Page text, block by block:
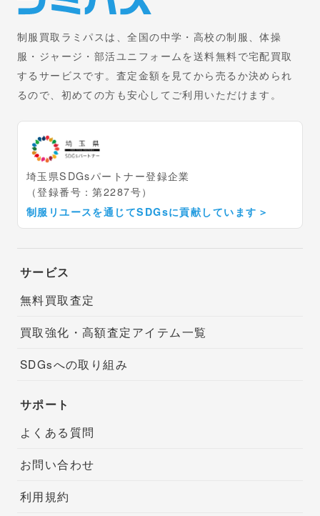
制服買取ラミパスは、全国の中学・高校の制服、体操
服・ジャージ・部活ユニフォームを送料無料で宅配買取
するサービスです。査定金額を見てから売るか決められ
るので、初めての方も安心してご利用いただけます。
埼玉県SDGsパートナー登録企業
（登録番号：第2287号）
制服リユースを通じてSDGsに貢献しています ＞
サービス
無料買取査定
買取強化・高額査定アイテム一覧
SDGsへの取り組み
サポート
よくある質問
お問い合わせ
利用規約